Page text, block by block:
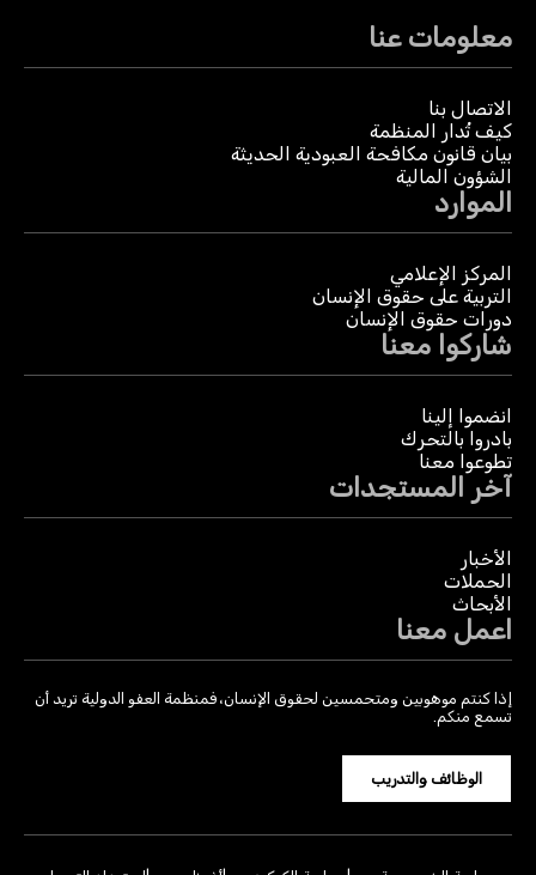
معلومات عنا
الاتصال بنا
كيف تُدار المنظمة
بيان قانون مكافحة العبودية الحديثة
الشؤون المالية
الموارد
المركز الإعلامي
التربية على حقوق الإنسان
دورات حقوق الإنسان
شاركوا معنا
انضموا إلينا
بادروا بالتحرك
تطوعوا معنا
آخر المستجدات
الأخبار
الحملات
الأبحاث
اعمل معنا
إذا كنتم موهوبين ومتحمسين لحقوق الإنسان، فمنظمة العفو الدولية تريد أن
تسمع منكم.
الوظائف والتدريب